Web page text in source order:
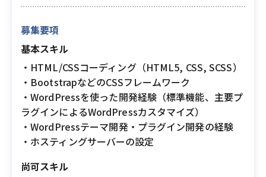
募集要項
基本スキル
・HTML/CSSコーディング（HTML5, CSS, SCSS）
・BootstrapなどのCSSフレームワーク
・WordPressを使った開発経験（標準機能、主要プ
ラグインによるWordPressカスタマイズ）
・WordPressテーマ開発・プラグイン開発の経験
・ホスティングサーバーの設定
尚可スキル